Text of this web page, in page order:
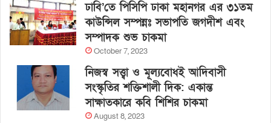
ঢাবি’তে পিসিপি ঢাকা মহানগর এর ৩১তম
কাউন্সিল সম্পন্নঃ সভাপতি জগদীশ এবং
সম্পাদক শুভ চাকমা
October 7, 2023
নিজস্ব সত্ত্বা ও মূল্যবোধই আদিবাসী
সংস্কৃতির শক্তিশালী দিক: একান্ত
সাক্ষাতকারে কবি শিশির চাকমা
August 8, 2023